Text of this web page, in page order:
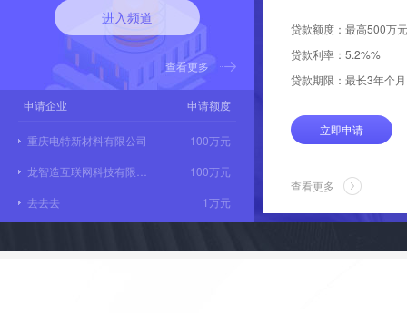
进入频道
查看更多
申请企业 申请额度
重庆电特新材料有限公司
100万元
100万元
去去去
1万元
贷款额度：最高500万
贷款利率：5.2%%
贷款期限：最长3年个月
立即申请
查看更多